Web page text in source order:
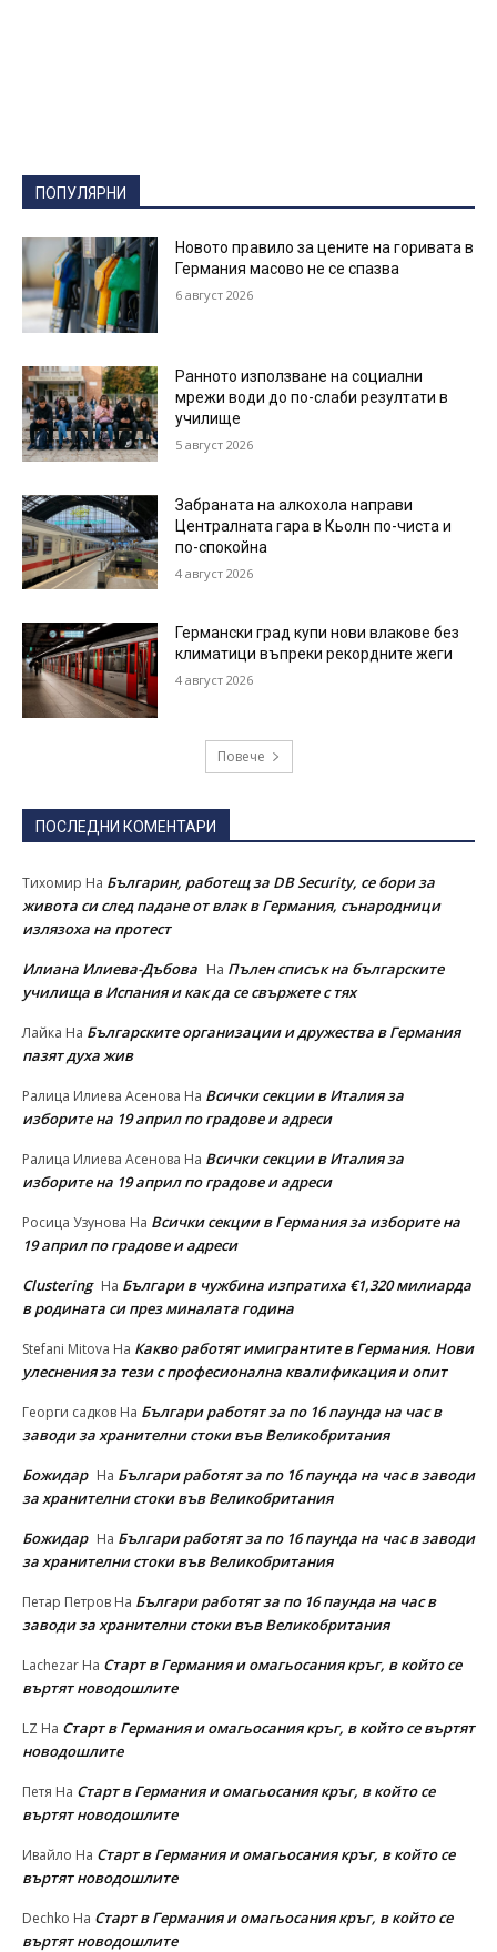
ПОПУЛЯРНИ
Новото правило за цените на горивата в
Германия масово не се спазва
6 август 2026
Ранното използване на социални
мрежи води до по-слаби резултати в
училище
5 август 2026
Забраната на алкохола направи
Централната гара в Кьолн по-чиста и
по-спокойна
4 август 2026
Германски град купи нови влакове без
климатици въпреки рекордните жеги
4 август 2026
Повече
ПОСЛЕДНИ КОМЕНТАРИ
Тихомир На Българин, работещ за DB Security, се бори за
живота си след падане от влак в Германия, сънародници
излязоха на протест
Илиана Илиева-Дъбова На Пълен списък на българските
училища в Испания и как да се свържете с тях
Лайка На Българските организации и дружества в Германия
пазят духа жив
Ралица Илиева Асенова На Всички секции в Италия за
изборите на 19 април по градове и адреси
Ралица Илиева Асенова На Всички секции в Италия за
изборите на 19 април по градове и адреси
Росица Узунова На Всички секции в Германия за изборите на
19 април по градове и адреси
Clustering На Българи в чужбина изпратиха €1,320 милиарда
в родината си през миналата година
Stefani Mitova На Какво работят имигрантите в Германия. Нови
улеснeния за тези с професионална квалификация и опит
Георги садков На Българи работят за по 16 паунда на час в
заводи за хранителни стоки във Великобритания
Божидар На Българи работят за по 16 паунда на час в заводи
за хранителни стоки във Великобритания
Божидар На Българи работят за по 16 паунда на час в заводи
за хранителни стоки във Великобритания
Петар Петров На Българи работят за по 16 паунда на час в
заводи за хранителни стоки във Великобритания
Lachezar На Старт в Германия и омагьосания кръг, в който се
въртят новодошлите
LZ На Старт в Германия и омагьосания кръг, в който се въртят
новодошлите
Петя На Старт в Германия и омагьосания кръг, в който се
въртят новодошлите
Ивайло На Старт в Германия и омагьосания кръг, в който се
въртят новодошлите
Dechko На Старт в Германия и омагьосания кръг, в който се
въртят новодошлите